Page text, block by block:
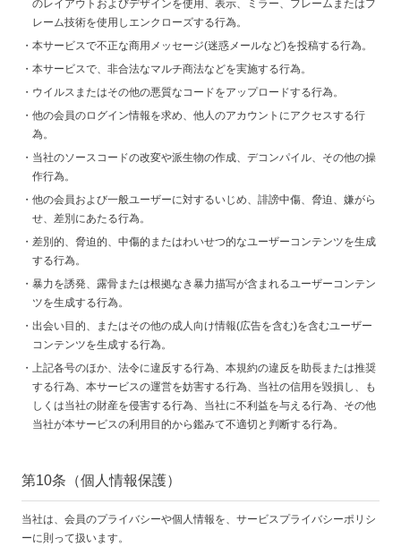
のレイアウトおよびデザインを使用、表示、ミラー、フレームまたはフ
レーム技術を使用しエンクローズする行為。
本サービスで不正な商用メッセージ(迷惑メールなど)を投稿する行為。
本サービスで、非合法なマルチ商法などを実施する行為。
ウイルスまたはその他の悪質なコードをアップロードする行為。
他の会員のログイン情報を求め、他人のアカウントにアクセスする行
為。
当社のソースコードの改変や派生物の作成、デコンパイル、その他の操
作行為。
他の会員および一般ユーザーに対するいじめ、誹謗中傷、脅迫、嫌がら
せ、差別にあたる行為。
差別的、脅迫的、中傷的またはわいせつ的なユーザーコンテンツを生成
する行為。
暴力を誘発、露骨または根拠なき暴力描写が含まれるユーザーコンテン
ツを生成する行為。
出会い目的、またはその他の成人向け情報(広告を含む)を含むユーザー
コンテンツを生成する行為。
上記各号のほか、法令に違反する行為、本規約の違反を助長または推奨
する行為、本サービスの運営を妨害する行為、当社の信用を毀損し、も
しくは当社の財産を侵害する行為、当社に不利益を与える行為、その他
当社が本サービスの利用目的から鑑みて不適切と判断する行為。
第10条（個人情報保護）
当社は、会員のプライバシーや個人情報を、サービスプライバシーポリシ
ーに則って扱います。